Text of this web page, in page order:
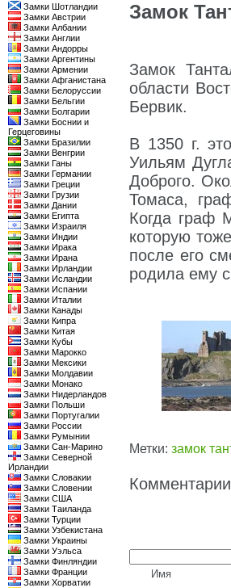
Замки Шотландии
Замки Австрии
Замки Албании
Замки Англии
Замки Андорры
Замки Аргентины
Замки Армении
Замки Афганистана
Замки Белоруссии
Замки Бельгии
Замки Болгарии
Замки Боснии и
Герцеговины
Замки Бразилии
Замки Венгрии
Замки Ганы
Замки Германии
Замки Греции
Замки Грузии
Замки Дании
Замки Египта
Замки Израиля
Замки Индии
Замки Ирака
Замки Ирана
Замки Ирландии
Замки Исландии
Замки Испании
Замки Италии
Замки Канады
Замки Кипра
Замки Китая
Замки Кубы
Замки Марокко
Замки Мексики
Замки Молдавии
Замки Монако
Замки Нидерландов
Замки Польши
Замки Португалии
Замки России
Замки Румынии
Замки Сан-Марино
Замки Северной
Ирландии
Замки Словакии
Замки Словении
Замки США
Замки Таиланда
Замки Турции
Замки Узбекистана
Замки Украины
Замки Уэльса
Замки Финляндии
Замки Франции
Замки Хорватии
Замок
Замок
области
Бервик.
В 1350 г.
Уильям
Доброго.
Томаса,
Когда граф
которую
после его
родила ему
Метки: замок
Комментарии
Имя